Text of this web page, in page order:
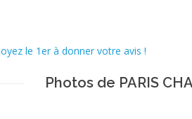
le 1er à donner votre avis !
Photos de PARIS